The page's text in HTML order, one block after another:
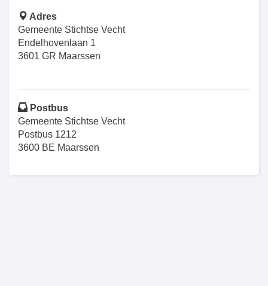
Adres
Gemeente Stichtse Vecht
Endelhovenlaan 1
3601 GR Maarssen
Postbus
Gemeente Stichtse Vecht
Postbus 1212
3600 BE Maarssen